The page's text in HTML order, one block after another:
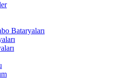
Bataryaları